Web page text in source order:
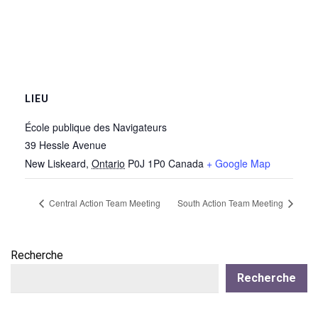
LIEU
École publique des Navigateurs
39 Hessle Avenue
New Liskeard, Ontario P0J 1P0 Canada + Google Map
Central Action Team Meeting South Action Team Meeting
Recherche
Recherche